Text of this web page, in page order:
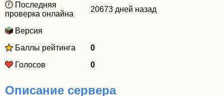
Последняя
проверка онлайна
20673 дней назад
Версия
Баллы рейтинга
0
Голосов
0
Описание сервера